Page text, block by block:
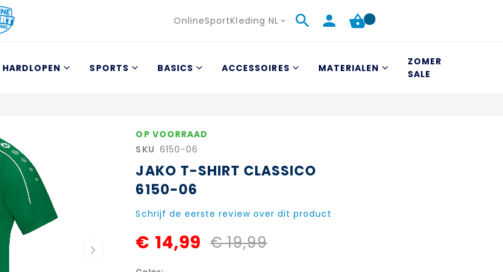
Taal
OnlineSportKleding NL
HARDLOPEN SPORTS BASICS ACCESSOIRES MATERIALEN
ZOMER
SALE
OP VOORRAAD
SKU 6150-06
JAKO T-SHIRT CLASSICO
6150-06
Schrijf de eerste review over dit product
€ 14,99 € 19,99